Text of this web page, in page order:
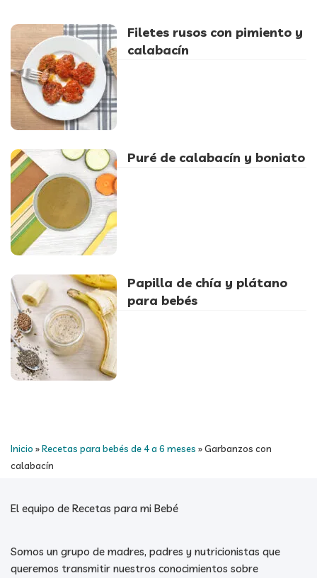
Filetes rusos con pimiento y
calabacín
Puré de calabacín y boniato
Papilla de chía y plátano
para bebés
Inicio »Recetas para bebés de 4 a 6 meses »Garbanzos con
calabacín
El equipo de Recetas para mi Bebé
Somos un grupo de madres, padres y nutricionistas que
queremos transmitir nuestros conocimientos sobre